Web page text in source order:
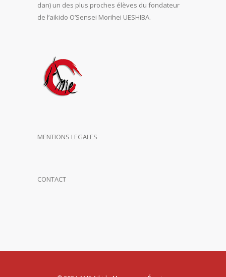
dan) un des plus proches élèves du fondateur
de l’aikido O’Sensei Morihei UESHIBA.
MENTIONS LEGALES
CONTACT